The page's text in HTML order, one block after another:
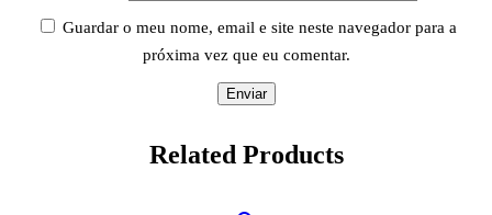
Guardar o meu nome, email e site neste navegador para a
próxima vez que eu comentar.
Related Products